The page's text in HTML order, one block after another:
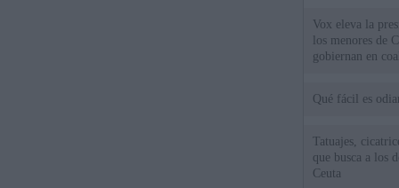
Vox eleva la
los menores de
gobiernan en
Qué fácil es
Tatuajes,
que busca a los
Ceuta